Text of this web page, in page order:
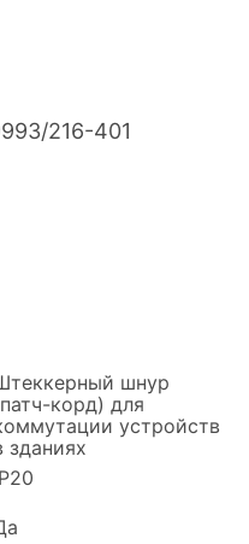
216-401
шнур
корд) для
устройств
зданиях